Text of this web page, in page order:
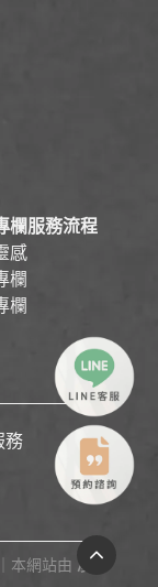
欄
感
欄
欄
服務流程
務
本網站由 凌